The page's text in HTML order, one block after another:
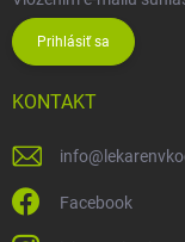
Prihlásiť sa
KONTAKT
info@
Facebook